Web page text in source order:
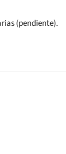
(pendiente).